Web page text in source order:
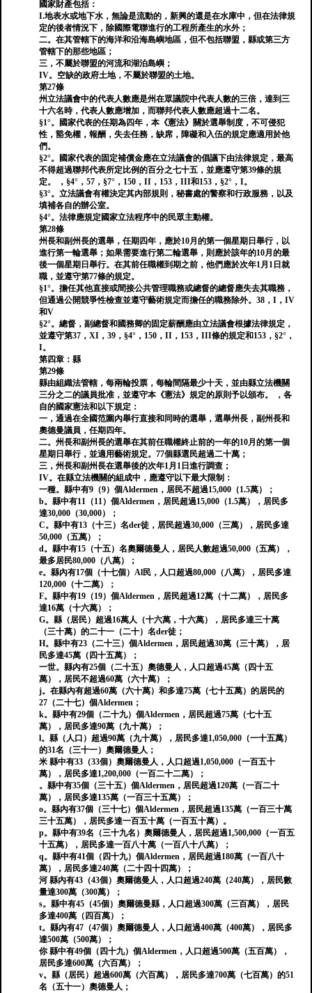
國家財產包括：
I.地表水或地下水，無論是流動的，新興的還是在水庫中，但在法律規
定的後者情況下，除國際電聯進行的工程所產生的水外；
二。在其管轄下的海洋和沿海島嶼地區，但不包括聯盟，縣或第三方
管轄下的那些地區；
三，不屬於聯盟的河流和湖泊島嶼；
IV。空缺的政府土地，不屬於聯盟的土地。
第27條
州立法議會中的代表人數應是州在眾議院中代表人數的三倍，達到三
十六名時，代表人數應增加，而聯邦代表人數應超過十二名。
§1°。國家代表的任期為四年，本《憲法》關於選舉制度，不可侵犯
性，豁免權，報酬，失去任務，缺席，障礙和入伍的規定應適用於他
們。
§2°。國家代表的固定補償金應在立法議會的倡議下由法律規定，最高
不得超過聯邦代表所定比例的百分之七十五，並應遵守第39條的規
定。 ，§4°，57，§7°，150，II，153，III和153，§2°，I。
§3°。立法議會有權決定其內部規則，秘書處的警察和行政服務，以及
填補各自的辦公室。
§4°。法律應規定國家立法程序中的民眾主動權。
第28條
州長和副州長的選舉，任期四年，應於10月的第一個星期日舉行，以
進行第一輪選舉；如果需要進行第二輪選舉，則應於該年的10月的最
後一個星期日舉行。在其前任職權到期之前，他們應於次年1月1日就
職，並遵守第77條的規定。
§1°。擔任其他直接或間接公共管理職務或總督的總督應失去其職務，
但通過公開競爭性檢查並遵守藝術規定而擔任的職務除外。38，I，IV
和V
§2°。總督，副總督和國務卿的固定薪酬應由立法議會根據法律規定，
並遵守第37，XI，39，§4°，150，II，153，III條的規定和153，§2°，
I。
第四章：縣
第29條
縣由組織法管轄，每兩輪投票，每輪間隔最少十天，並由縣立法機關
三分之二的議員批准，並遵守本《憲法》規定的原則予以頒布。 ，各
自的國家憲法和以下規定：
一，通過在全國范圍內舉行直接和同時的選舉，選舉州長，副州長和
奧德曼議員，任期四年。
二。州長和副州長的選舉在其前任職權終止前的一年的10月的第一個
星期日舉行，並適用藝術規定。77個縣選民超過二十萬；
三，州長和副州長在選舉後的次年1月1日進行調查；
IV。在縣立法機關的組成中，應遵守以下最大限制：
一種。縣中有9（9）個Aldermen，居民不超過15,000（1.5萬）；
b。縣中有11（11）個Aldermen，居民超過15,000（1.5萬），居民多
達30,000（30,000）；
C。縣中有13（十三）名der徒，居民超過30,000（三萬），居民多達
50,000（五萬）；
d。縣中有15（十五）名奧爾德曼人，居民人數超過50,000（五萬），
最多居民80,000（八萬）；
e。縣內有17個（十七個）Al民，人口超過80,000（八萬），居民多達
120,000（十二萬）；
F。縣中有19（19）個Aldermen，居民超過12萬（十二萬），居民多
達16萬（十六萬）；
G。縣（居民）超過16萬人（十六萬，十六萬），居民多達三十萬
（三十萬）的二十一（二十）名der徒；
H。縣中有23（二十三）個Aldermen，居民超過30萬（三十萬），居
民多達45萬（四十五萬）；
一世。縣內有25個（二十五）奧德曼人，人口超過45萬（四十五
萬），居民不超過60萬（六十萬）；
j。在縣內有超過60萬（六十萬）和多達75萬（七十五萬）的居民的
27（二十七）個Aldermen；
k。縣中有29個（二十九）個Aldermen，居民超過75萬（七十五
萬），居民多達90萬（九十萬）；
l。縣（人口）超過90萬（九十萬），居民多達1,050,000（一十五萬）
的31名（三十一）奧爾德曼人；
米 縣中有33（33個）奧爾德曼人，人口超過1,050,000（一百五十
萬），居民多達1,200,000（一百二十二萬）；
。縣中有35個（三十五）個Aldermen，居民超過120萬（一百二十
萬），居民多達135萬（一百三十五萬）；
o。縣內有37個（三十七）個Aldermen，居民超過135萬（一百三十萬
三十五萬），居民多達一百五十萬（一百五十萬）。
p。縣中有39名（三十九名）奧爾德曼人，居民超過1,500,000（一百五
十五萬），居民多達一百八十萬（一百八十八萬）；
q。縣中有41個（四十九）個Aldermen，居民超過180萬（一百八十
萬），居民多達240萬（二十四十四萬）；
河 縣內有43（43個）奧爾德曼人，人口超過240萬（240萬），居民數
量達300萬（300萬）；
s。縣中有45（45個）奧爾德曼縣，人口超過300萬（三百萬），居民
多達400萬（四百萬）；
t。縣內有47（47個）奧爾德曼人，人口超過400萬（400萬），居民多
達500萬（500萬）；
你 縣中有49個（四十九）個Aldermen，人口超過500萬（五百萬），
居民多達600萬（六百萬）；
v。縣（居民）超過600萬（六百萬），居民多達700萬（七百萬）的51
名（五十一）奧德曼人；